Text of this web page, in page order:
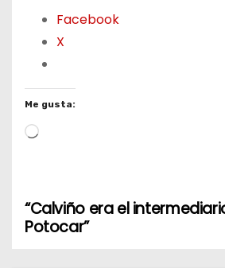
Facebook
X
Me gusta:
L
i
N
“Calviño era el
Potocar”